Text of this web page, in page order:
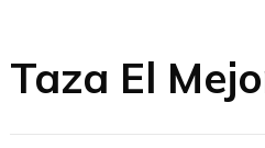
Taza El